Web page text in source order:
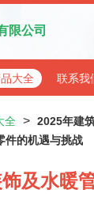
限公司
大全 联系我
全 > 2025年建
件的机遇与挑战
及水暖